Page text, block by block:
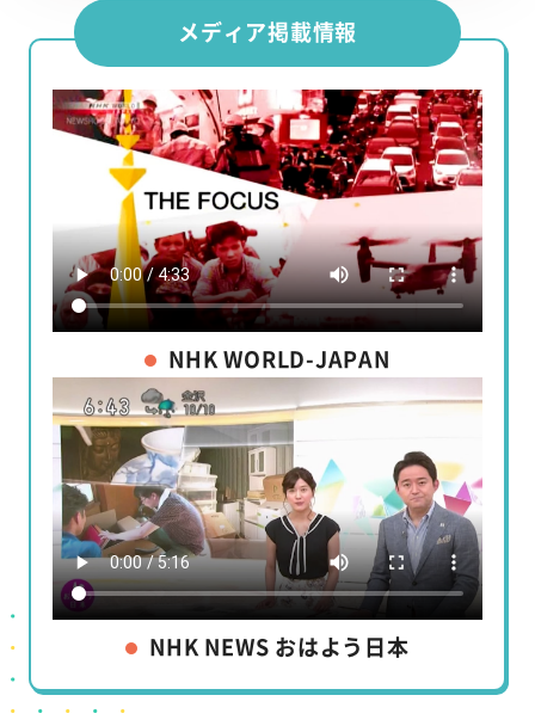
メディア掲載情報
NHK WORLD-JAPAN
NHK NEWS おはよう日本